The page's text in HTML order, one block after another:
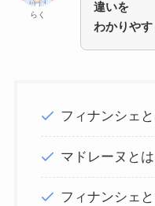
らく
違いを
わかりやす
フィナンシェと
マドレーヌとは
フィナンシェ